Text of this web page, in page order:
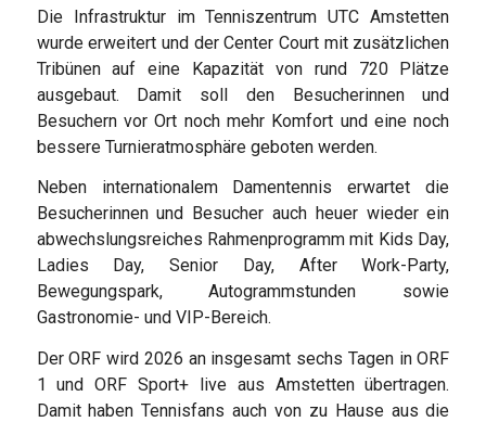
Die Infrastruktur im Tenniszentrum UTC Amstetten
wurde erweitert und der Center Court mit zusätzlichen
Tribünen auf eine Kapazität von rund 720 Plätze
ausgebaut. Damit soll den Besucherinnen und
Besuchern vor Ort noch mehr Komfort und eine noch
bessere Turnieratmosphäre geboten werden.
Neben internationalem Damentennis erwartet die
Besucherinnen und Besucher auch heuer wieder ein
abwechslungsreiches Rahmenprogramm mit Kids Day,
Ladies Day, Senior Day, After Work-Party,
Bewegungspark, Autogrammstunden sowie
Gastronomie- und VIP-Bereich.
Der ORF wird 2026 an insgesamt sechs Tagen in ORF
1 und ORF Sport+ live aus Amstetten übertragen.
Damit haben Tennisfans auch von zu Hause aus die